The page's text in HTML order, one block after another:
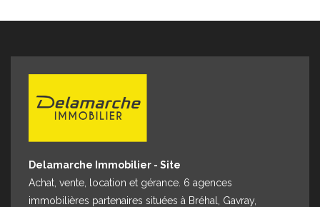
Espace client Nous contacter
Delamarche Immobilier - Site
Achat, vente, location et gérance. 6 agences
immobilières partenaires situées à Bréhal, Gavray,